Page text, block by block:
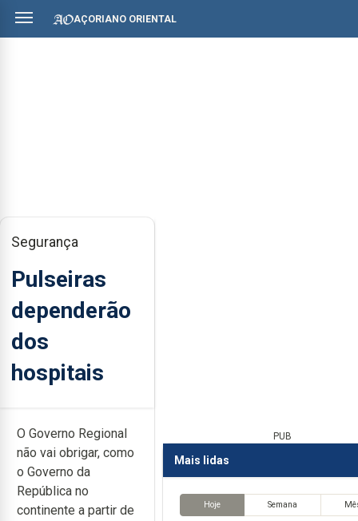
AÇORIANO ORIENTAL
Segurança
Pulseiras
dependerão
dos
hospitais
O Governo Regional
não vai obrigar, como
o Governo da
República no
continente a partir de
PUB
Mais lidas
Hoje Semana